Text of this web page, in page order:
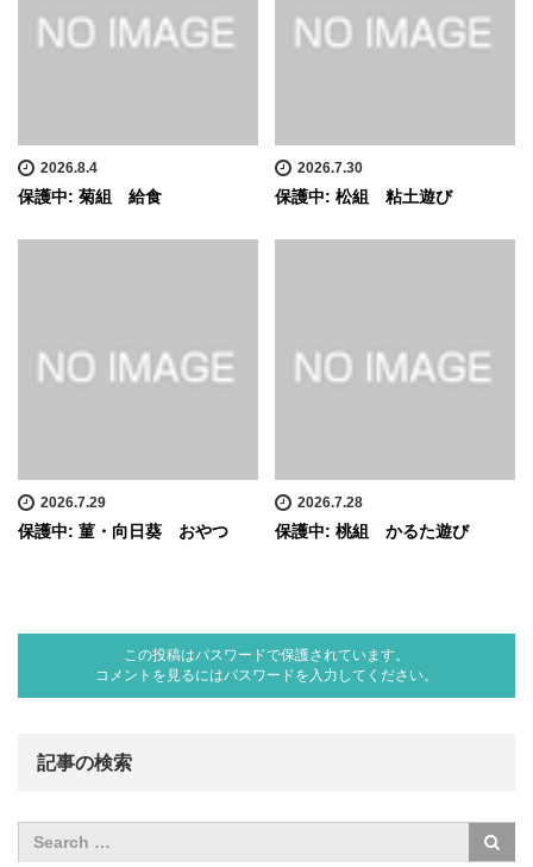
2026.8.4
保護中: 菊組 給食
2026.7.30
保護中: 松組 粘土遊び
2026.7.29
保護中: 菫・向日葵 おやつ
2026.7.28
保護中: 桃組 かるた遊び
この投稿はパスワードで保護されています。
コメントを見るにはパスワードを入力してください。
記事の検索